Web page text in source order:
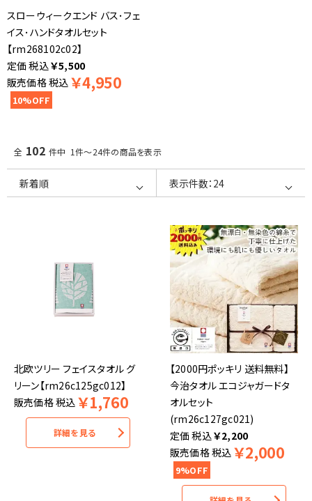
スローウィークエンド バス･フェ
イス･ハンドタオルセット
【rm268102c02】
税込￥5,500
販売価格税込 ￥4,950
10%OFF
全 102 件中 1件～24件の商品を表示
北欧ツリー フェイスタオル グ
リーン【rm26c125gc012】
販売価格税込 ￥1,760
詳細を見る
【2000円ポッキリ 送料無料】
今治タオル エコジャガードタ
オルセット
(rm26c127gc021)
税込￥2,200
販売価格税込 ￥2,000
9%OFF